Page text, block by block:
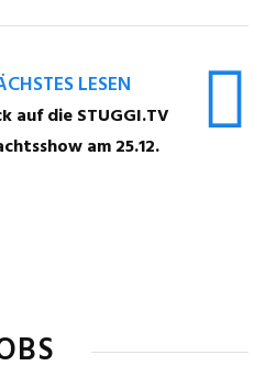
LESEN
auf die STUGGI.TV
am 25.12.